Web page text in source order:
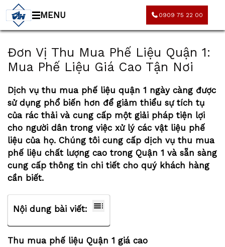
MENU 0909 75 22 00
Đơn Vị Thu Mua Phế Liệu Quận 1:
Mua Phế Liệu Giá Cao Tận Nơi
Dịch vụ thu mua phế liệu quận 1 ngày càng được
sử dụng phổ biến hơn để giảm thiểu sự tích tụ
của rác thải và cung cấp một giải pháp tiện lợi
cho người dân trong việc xử lý các vật liệu phế
liệu của họ. Chúng tôi cung cấp dịch vụ thu mua
phế liệu chất lượng cao trong Quận 1 và sẵn sàng
cung cấp thông tin chi tiết cho quý khách hàng
cần biết.
Nội dung bài viết:
Thu mua phế liệu Quận 1 giá cao